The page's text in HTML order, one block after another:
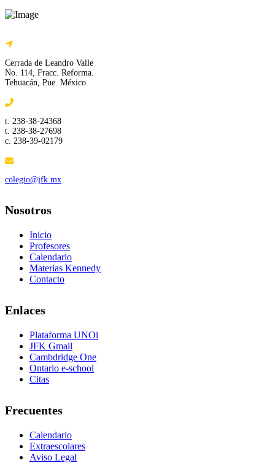
Cerrada de Leandro Valle
No. 114, Fracc. Reforma.
Tehuacán, Pue. México.
t. 238-38-24368
t. 238-38-27698
c. 238-39-02179
colegio@jfk.mx
Nosotros
Inicio
Profesores
Calendario
Materias Kennedy
Contacto
Enlaces
Plataforma UNOi
JFK Gmail
Cambdridge One
Ontario e-school
Citas
Frecuentes
Calendario
Extraescolares
Aviso Legal